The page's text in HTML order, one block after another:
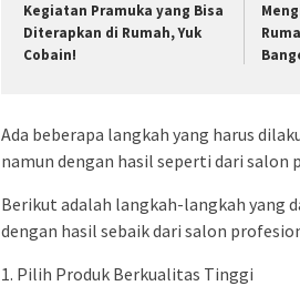
Kegiatan Pramuka yang Bisa
Diterapkan di Rumah, Yuk
Cobain!
Ada beberapa langkah yang harus
namun dengan hasil seperti dari salon
Berikut adalah langkah-langkah yang
dengan hasil sebaik dari salon
1. Pilih Produk Berkualitas Tinggi